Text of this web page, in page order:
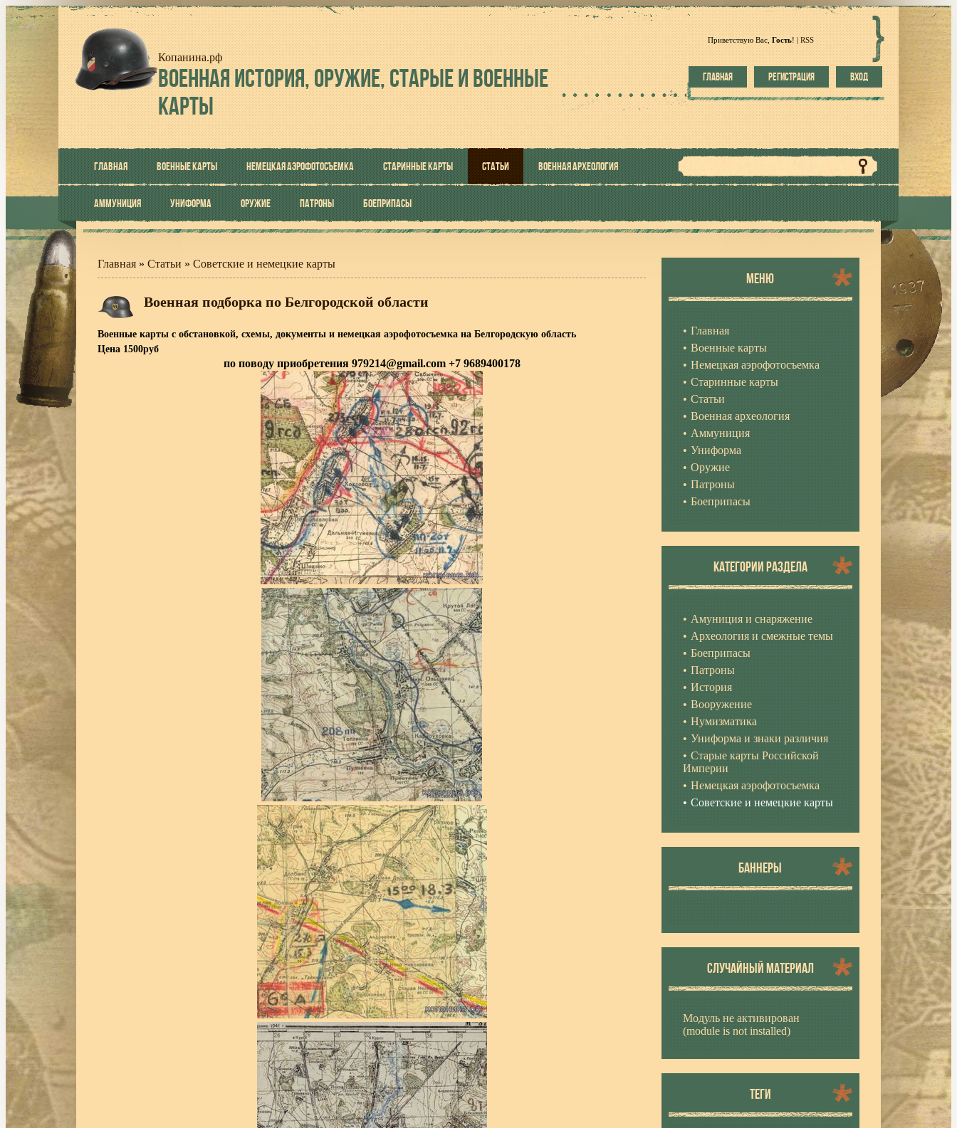
Копанина.рф
ВОЕННАЯИСТОРИЯ, ОРУЖИЕ, СТАРЫЕ И ВОЕННЫЕ
КАРТЫ
Приветствую Вас, Гость! RSS
ГЛАВНАЯ РЕГИСТРАЦИЯ ВХОД
ГЛАВНАЯ ВОЕННЫЕ КАРТЫ НЕМЕЦКАЯ АЭРОФОТОСЪЕМКА СТАРИННЫЕ КАРТЫ СТАТЬИ ВОЕННАЯ АРХЕОЛОГИЯ
АММУНИЦИЯ УНИФОРМА ОРУЖИЕ ПАТРОНЫ БОЕПРИПАСЫ
Главная » Статьи » Советские и немецкие карты
Военная подборка по Белгородской области
Военные карты с обстановкой, схемы, документы и немецкая аэрофотосъемка на Белгородскую область
Цена 1500руб
по поводу приобретения 979214@gmail.com +7 9689400178
МЕНЮ
Главная
Военные карты
Немецкая аэрофотосъемка
Старинные карты
Статьи
Военная археология
Аммуниция
Униформа
Оружие
Патроны
Боеприпасы
КАТЕГОРИИ РАЗДЕЛА
Амуниция и снаряжение
Археология и смежные темы
Боеприпасы
Патроны
История
Вооружение
Нумизматика
Униформа и знаки различия
Старые карты Российской
Империи
Немецкая аэрофотосъемка
Советские и немецкие карты
БАННЕРЫ
СЛУЧАЙНЫЙ МАТЕРИАЛ
Модуль не активирован
(module is not installed)
ТЕГИ